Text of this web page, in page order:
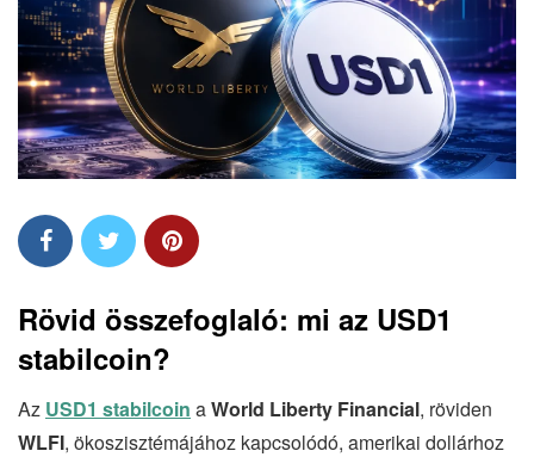
Rövid összefoglaló: mi az USD1
stabilcoin?
Az USD1 stabilcoin aWorld Liberty Financial, röviden
WLFI, ökoszisztémájához kapcsolódó, amerikai dollárhoz